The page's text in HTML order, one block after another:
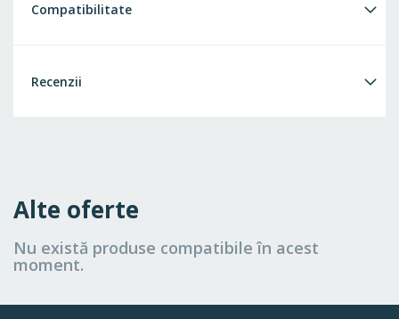
Compatibilitate
Recenzii
Alte oferte
Nu există produse compatibile în acest
moment.